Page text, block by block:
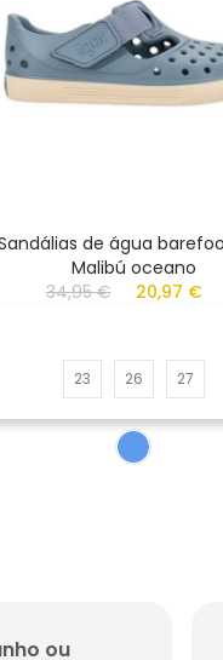
de água
Malibú oceano
34,95 €
20,97 €
23 26 27
ou